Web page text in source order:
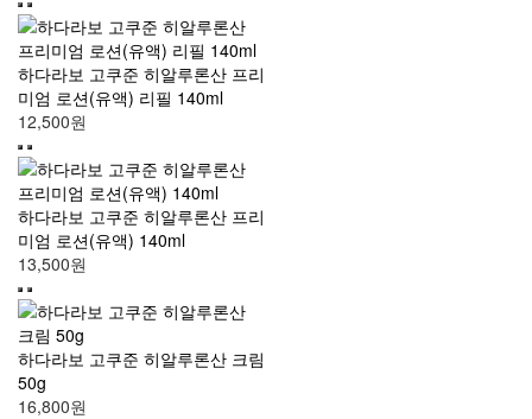
하다라보 고쿠준 히알루론산 프리
미엄 로션(유액) 리필 140ml
12,500원
하다라보 고쿠준 히알루론산 프리
미엄 로션(유액) 140ml
13,500원
하다라보 고쿠준 히알루론산 크림
50g
16,800원